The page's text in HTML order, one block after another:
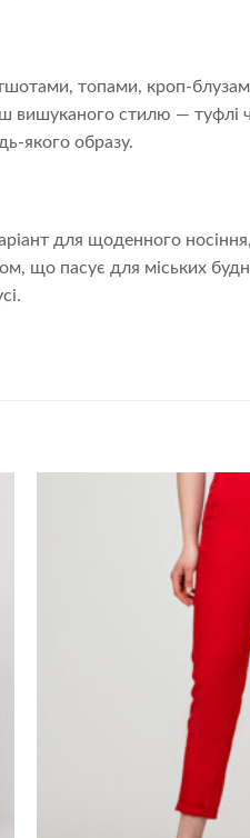
топами, кроп-
вишуканого стилю — туфлі
якого образу.
для щоденного
що пасує для міських